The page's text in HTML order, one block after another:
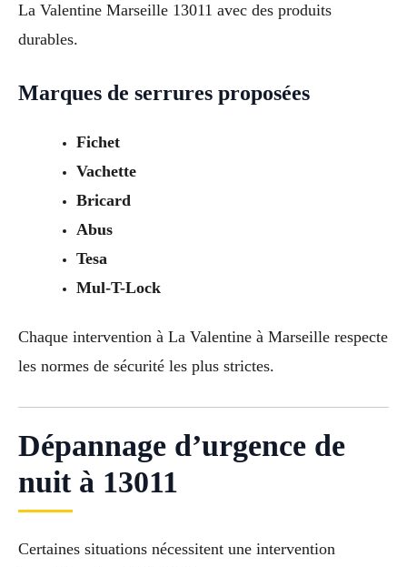
La Valentine Marseille 13011 avec des produits
durables.
Marques de serrures proposées
Fichet
Vachette
Bricard
Abus
Tesa
Mul-T-Lock
Chaque intervention à La Valentine à Marseille respecte
les normes de sécurité les plus strictes.
Dépannage d’urgence de
nuit à 13011
Certaines situations nécessitent une intervention